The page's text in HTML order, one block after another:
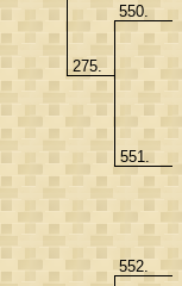
275.
550.
551.
552.